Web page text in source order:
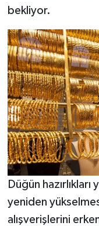
bekliyor.
Düğün
yeniden
alışverişlerini